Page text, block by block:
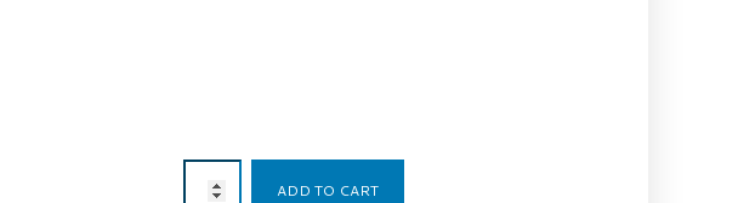
ADD TO CART